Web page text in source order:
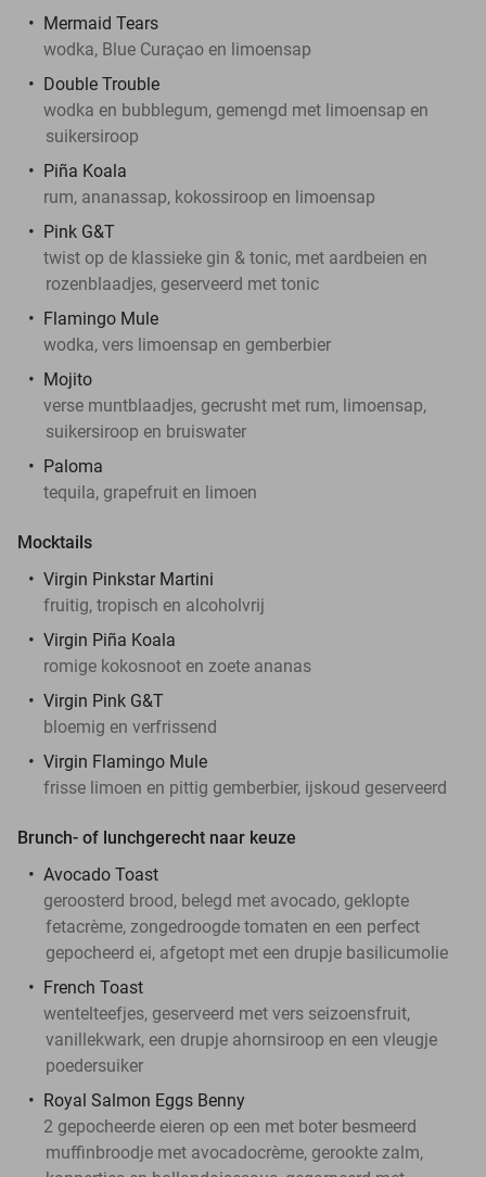
Mermaid Tears
wodka, Blue Curaçao en limoensap
Double Trouble
wodka en bubblegum, gemengd met limoensap en
suikersiroop
Piña Koala
rum, ananassap, kokossiroop en limoensap
Pink G&T
twist op de klassieke gin & tonic, met aardbeien en
rozenblaadjes, geserveerd met tonic
Flamingo Mule
wodka, vers limoensap en gemberbier
Mojito
verse muntblaadjes, gecrusht met rum, limoensap,
suikersiroop en bruiswater
Paloma
tequila, grapefruit en limoen
Mocktails
Virgin Pinkstar Martini
fruitig, tropisch en alcoholvrij
Virgin Piña Koala
romige kokosnoot en zoete ananas
Virgin Pink G&T
bloemig en verfrissend
Virgin Flamingo Mule
frisse limoen en pittig gemberbier, ijskoud geserveerd
Brunch- of lunchgerecht naar keuze
Avocado Toast
geroosterd brood, belegd met avocado, geklopte
fetacrème, zongedroogde tomaten en een perfect
gepocheerd ei, afgetopt met een drupje basilicumolie
French Toast
wentelteefjes, geserveerd met vers seizoensfruit,
vanillekwark, een drupje ahornsiroop en een vleugje
poedersuiker
Royal Salmon Eggs Benny
2 gepocheerde eieren op een met boter besmeerd
muffinbroodje met avocadocrème, gerookte zalm,